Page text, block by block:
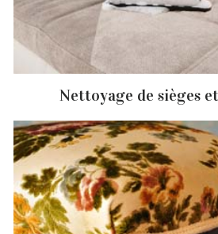
Nettoyage de sièges